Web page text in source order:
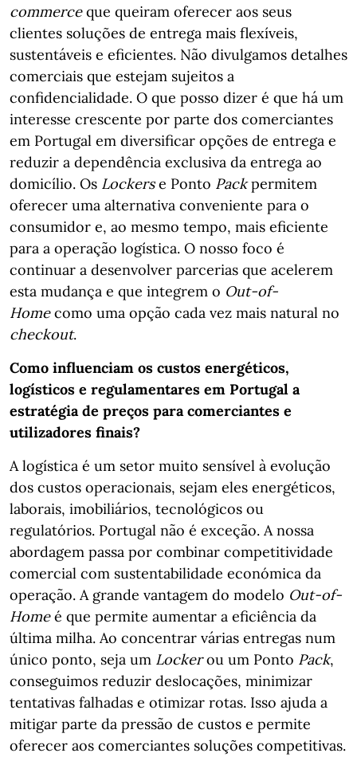
commerceque queiram oferecer aos seus
clientes soluções de entrega mais flexíveis,
sustentáveis e eficientes. Não divulgamos detalhes
comerciais que estejam sujeitos a
confidencialidade. O que posso dizer é que há um
interesse crescente por parte dos comerciantes
em Portugal em diversificar opções de entrega e
reduzir a dependência exclusiva da entrega ao
domicílio. Os Lockerse Ponto Packpermitem
oferecer uma alternativa conveniente para o
consumidor e, ao mesmo tempo, mais eficiente
para a operação logística. O nosso foco é
continuar a desenvolver parcerias que acelerem
esta mudança e que integrem o Out-of-
Homecomo uma opção cada vez mais natural no
checkout.
Como influenciam os custos energéticos,
logísticos e regulamentares em Portugal a
estratégia de preços para comerciantes e
utilizadores finais?
A logística é um setor muito sensível à evolução
dos custos operacionais, sejam eles energéticos,
laborais, imobiliários, tecnológicos ou
regulatórios. Portugal não é exceção. A nossa
abordagem passa por combinar competitividade
comercial com sustentabilidade económica da
operação. A grande vantagem do modelo Out-of-
Homeé que permite aumentar a eficiência da
última milha. Ao concentrar várias entregas num
único ponto, seja um Lockerou um Ponto Pack,
conseguimos reduzir deslocações, minimizar
tentativas falhadas e otimizar rotas. Isso ajuda a
mitigar parte da pressão de custos e permite
oferecer aos comerciantes soluções competitivas.